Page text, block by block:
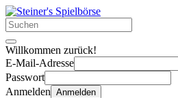
Willkommen zurück!
E-Mail-Adresse
Passwort
Anmelden Anmelden